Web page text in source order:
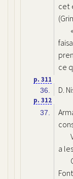
cet
ce
p. 311
36. D.
p. 312
37.
a